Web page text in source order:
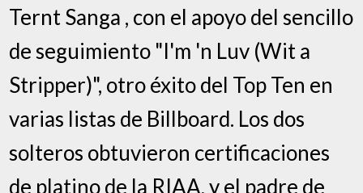
Ternt Sanga , con el apoyo del sencillo
de seguimiento "I'm 'n Luv (Wit a
Stripper)", otro éxito del Top Ten en
varias listas de Billboard. Los dos
solteros obtuvieron certificaciones
de platino de la RIAA, y el padre de